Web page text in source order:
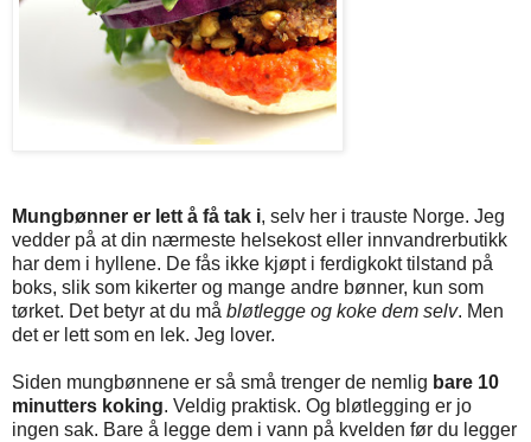
Mungbønner er lett å få tak i, selv her i trauste Norge. Jeg
vedder på at din nærmeste helsekost eller innvandrerbutikk
har dem i hyllene. De fås ikke kjøpt i ferdigkokt tilstand på
boks, slik som kikerter og mange andre bønner, kun som
tørket. Det betyr at du må bløtlegge og koke dem selv. Men
det er lett som en lek. Jeg lover.
Siden mungbønnene er så små trenger de nemlig bare 10
minutters koking. Veldig praktisk. Og bløtlegging er jo
ingen sak. Bare å legge dem i vann på kvelden før du legger